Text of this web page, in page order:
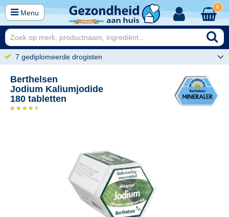
Menu
0
7 gediplomeerde drogisten
Berthelsen
Jodium Kaliumjodide
180 tabletten